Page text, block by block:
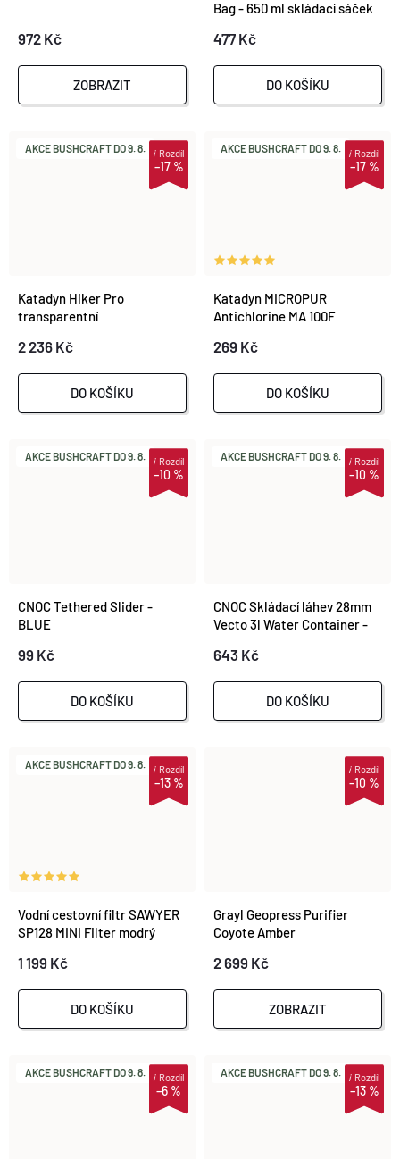
972 Kč
ZOBRAZIT
Bag - 650 ml skládací sáček
477 Kč
DO KOŠÍKU
AKCE BUSHCRAFT DO 9. 8.
–17 %
iRozdíl
Katadyn Hiker Pro
transparentní
2 236 Kč
DO KOŠÍKU
AKCE BUSHCRAFT DO 9. 8.
–17 %
iRozdíl
Katadyn MICROPUR
Antichlorine MA 100F
269 Kč
DO KOŠÍKU
AKCE BUSHCRAFT DO 9. 8.
–10 %
iRozdíl
CNOC Tethered Slider -
BLUE
99 Kč
DO KOŠÍKU
AKCE BUSHCRAFT DO 9. 8.
–10 %
iRozdíl
CNOC Skládací láhev 28mm
Vecto 3l Water Container -
643 Kč
DO KOŠÍKU
AKCE BUSHCRAFT DO 9. 8.
–13 %
iRozdíl
Vodní cestovní filtr SAWYER
SP128 MINI Filter modrý
1 199 Kč
DO KOŠÍKU
–10 %
iRozdíl
Grayl Geopress Purifier
Coyote Amber
2 699 Kč
ZOBRAZIT
AKCE BUSHCRAFT DO 9. 8.
–6 %
iRozdíl AKCE BUSHCRAFT DO 9. 8.
–13 %
iRozdíl